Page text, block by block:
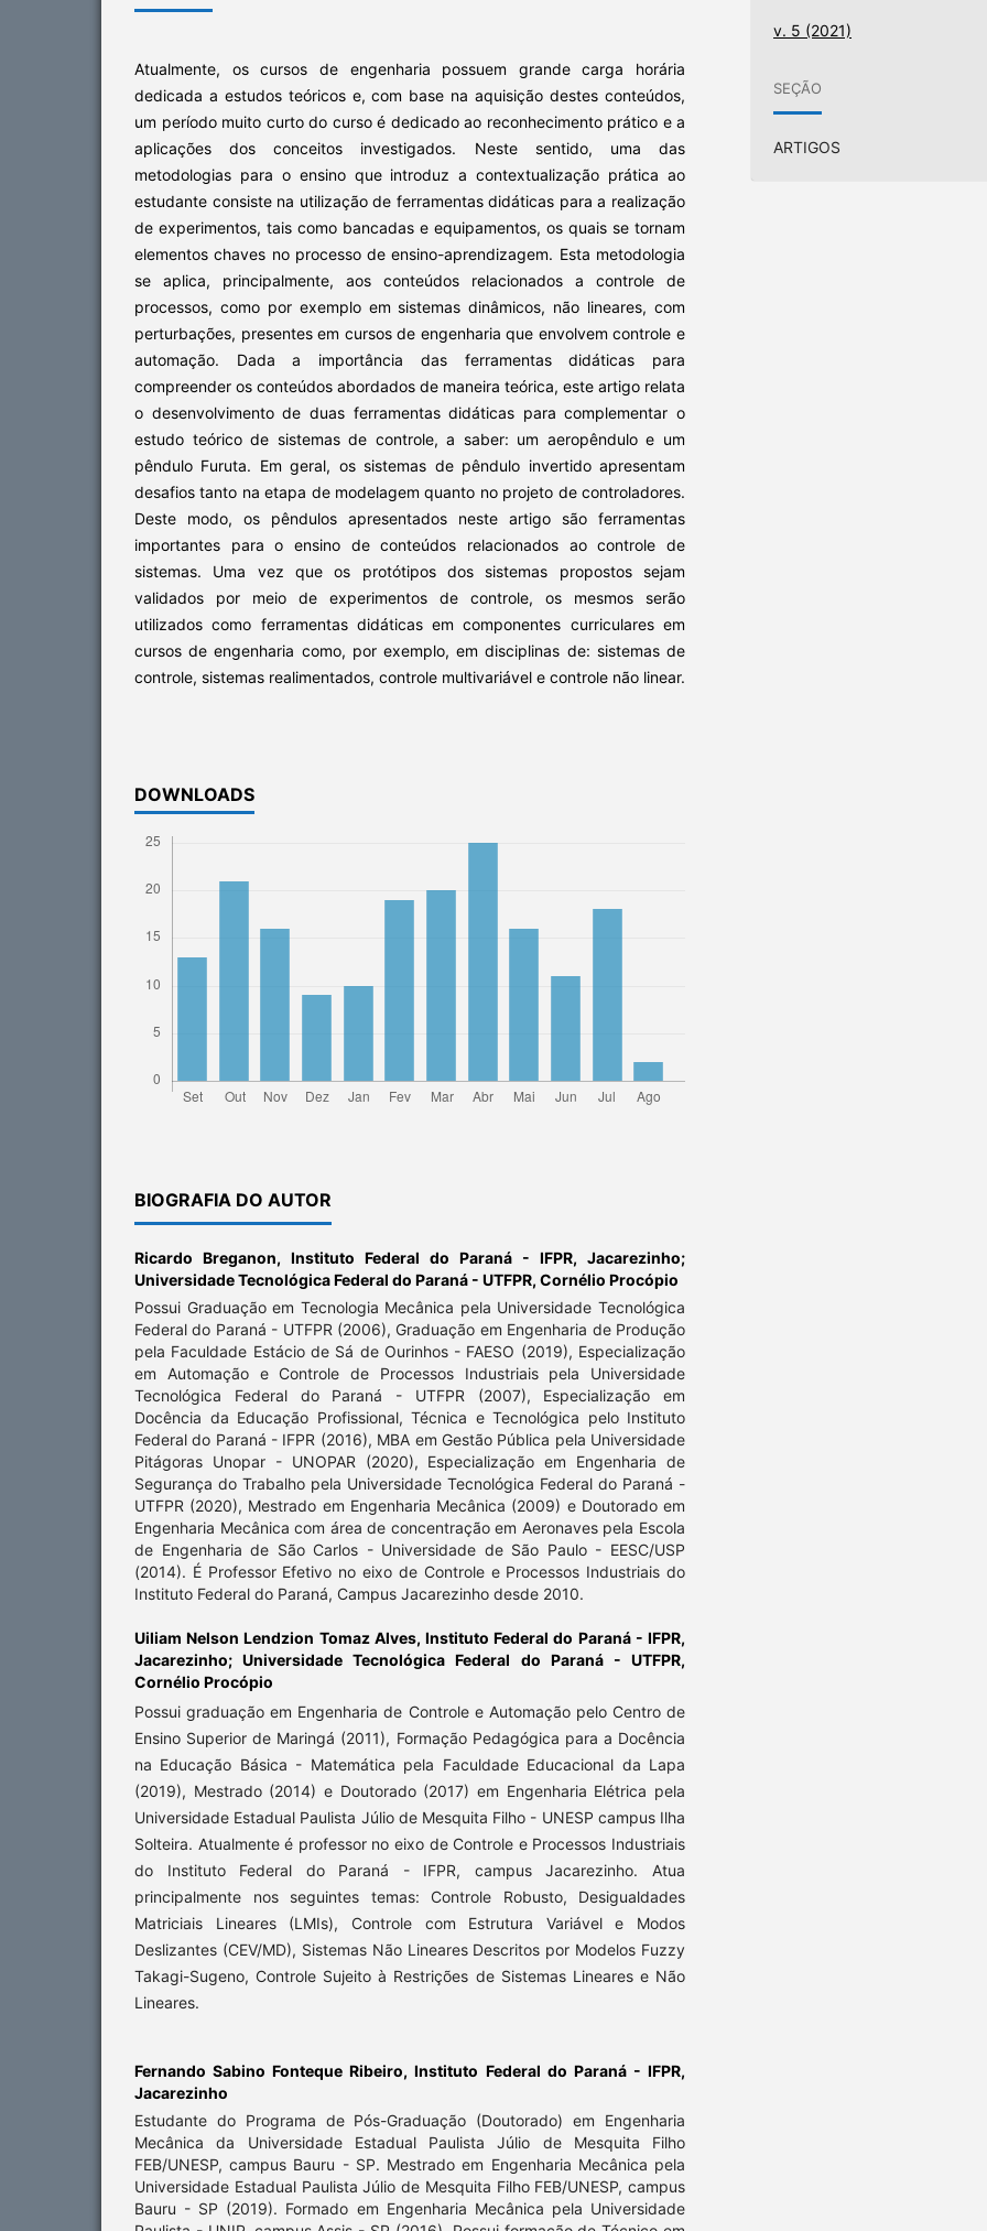
Atualmente, os cursos de engenharia possuem grande carga horária
dedicada a estudos teóricos e, com base na aquisição destes conteúdos,
um período muito curto do curso é dedicado ao reconhecimento prático e a
aplicações dos conceitos investigados. Neste sentido, uma das
metodologias para o ensino que introduz a contextualização prática ao
estudante consiste na utilização de ferramentas didáticas para a realização
de experimentos, tais como bancadas e equipamentos, os quais se tornam
elementos chaves no processo de ensino-aprendizagem. Esta metodologia
se aplica, principalmente, aos conteúdos relacionados a controle de
processos, como por exemplo em sistemas dinâmicos, não lineares, com
perturbações, presentes em cursos de engenharia que envolvem controle e
automação. Dada a importância das ferramentas didáticas para
compreender os conteúdos abordados de maneira teórica, este artigo relata
o desenvolvimento de duas ferramentas didáticas para complementar o
estudo teórico de sistemas de controle, a saber: um aeropêndulo e um
pêndulo Furuta. Em geral, os sistemas de pêndulo invertido apresentam
desafios tanto na etapa de modelagem quanto no projeto de controladores.
Deste modo, os pêndulos apresentados neste artigo são ferramentas
importantes para o ensino de conteúdos relacionados ao controle de
sistemas. Uma vez que os protótipos dos sistemas propostos sejam
validados por meio de experimentos de controle, os mesmos serão
utilizados como ferramentas didáticas em componentes curriculares em
cursos de engenharia como, por exemplo, em disciplinas de: sistemas de
controle, sistemas realimentados, controle multivariável e controle não linear.
DOWNLOADS
BIOGRAFIA DO AUTOR
Ricardo Breganon, Instituto Federal do Paraná - IFPR, Jacarezinho;
Universidade Tecnológica Federal do Paraná - UTFPR, Cornélio Procópio
Possui Graduação em Tecnologia Mecânica pela Universidade Tecnológica
Federal do Paraná - UTFPR (2006), Graduação em Engenharia de Produção
pela Faculdade Estácio de Sá de Ourinhos - FAESO (2019), Especialização
em Automação e Controle de Processos Industriais pela Universidade
Tecnológica Federal do Paraná - UTFPR (2007), Especialização em
Docência da Educação Profissional, Técnica e Tecnológica pelo Instituto
Federal do Paraná - IFPR (2016), MBA em Gestão Pública pela Universidade
Pitágoras Unopar - UNOPAR (2020), Especialização em Engenharia de
Segurança do Trabalho pela Universidade Tecnológica Federal do Paraná -
UTFPR (2020), Mestrado em Engenharia Mecânica (2009) e Doutorado em
Engenharia Mecânica com área de concentração em Aeronaves pela Escola
de Engenharia de São Carlos - Universidade de São Paulo - EESC/USP
(2014). É Professor Efetivo no eixo de Controle e Processos Industriais do
Instituto Federal do Paraná, Campus Jacarezinho desde 2010.
Uiliam Nelson Lendzion Tomaz Alves, Instituto Federal do Paraná - IFPR,
Jacarezinho; Universidade Tecnológica Federal do Paraná - UTFPR,
Cornélio Procópio
Possui graduação em Engenharia de Controle e Automação pelo Centro de
Ensino Superior de Maringá (2011), Formação Pedagógica para a Docência
na Educação Básica - Matemática pela Faculdade Educacional da Lapa
(2019), Mestrado (2014) e Doutorado (2017) em Engenharia Elétrica pela
Universidade Estadual Paulista Júlio de Mesquita Filho - UNESP campus Ilha
Solteira. Atualmente é professor no eixo de Controle e Processos Industriais
do Instituto Federal do Paraná - IFPR, campus Jacarezinho. Atua
principalmente nos seguintes temas: Controle Robusto, Desigualdades
Matriciais Lineares (LMIs), Controle com Estrutura Variável e Modos
Deslizantes (CEV/MD), Sistemas Não Lineares Descritos por Modelos Fuzzy
Takagi-Sugeno, Controle Sujeito à Restrições de Sistemas Lineares e Não
Lineares.
Fernando Sabino Fonteque Ribeiro,Instituto Federal do Paraná - IFPR,
Jacarezinho
Estudante do Programa de Pós-Graduação (Doutorado) em Engenharia
Mecânica da Universidade Estadual Paulista Júlio de Mesquita Filho
FEB/UNESP, campus Bauru - SP. Mestrado em Engenharia Mecânica pela
Universidade Estadual Paulista Júlio de Mesquita Filho FEB/UNESP, campus
Bauru - SP (2019). Formado em Engenharia Mecânica pela Universidade
v. 5 (2021)
SEÇÃO
ARTIGOS